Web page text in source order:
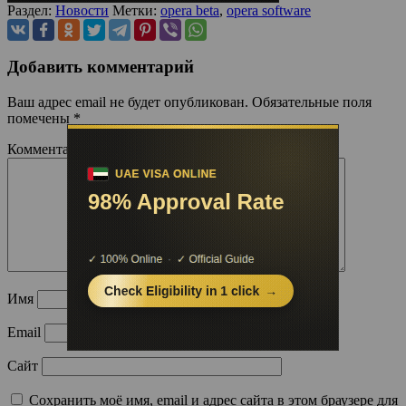
Раздел: Новости Метки: opera beta, opera software
Добавить комментарий
Ваш адрес email не будет опубликован. Обязательные поля
помечены *
Комментарий
Имя
Email
Сайт
Сохранить моё имя, email и адрес сайта в этом браузере для